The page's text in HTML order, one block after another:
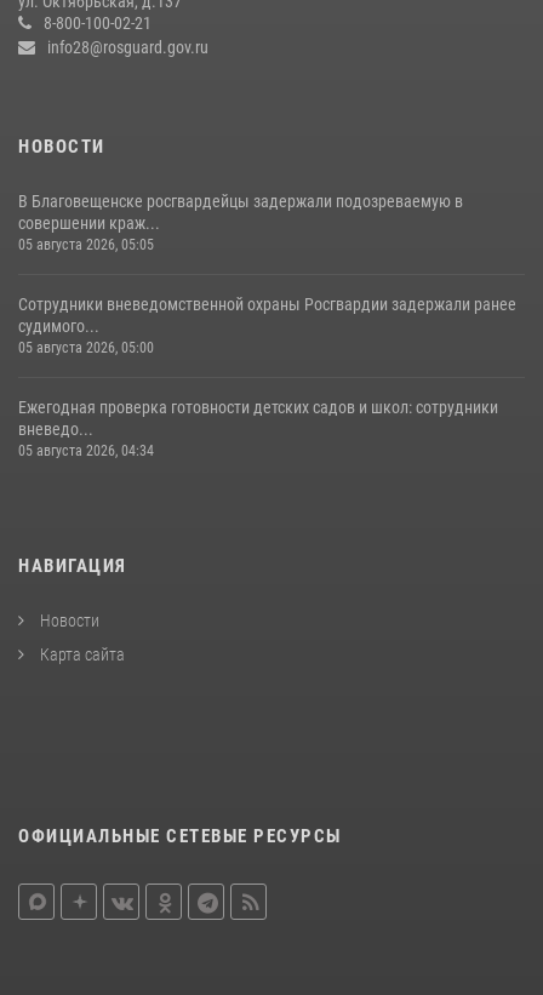
8-800-100-02-21
info28@rosguard.gov.ru
НОВОСТИ
В Благовещенске росгвардейцы задержали подозреваемую в
совершении краж...
05 августа 2026, 05:05
Сотрудники вневедомственной охраны Росгвардии задержали ранее
судимого...
05 августа 2026, 05:00
Ежегодная проверка готовности детских садов и школ: сотрудники
вневедо...
05 августа 2026, 04:34
НАВИГАЦИЯ
Новости
Карта сайта
ОФИЦИАЛЬНЫЕ СЕТЕВЫЕ РЕСУРСЫ